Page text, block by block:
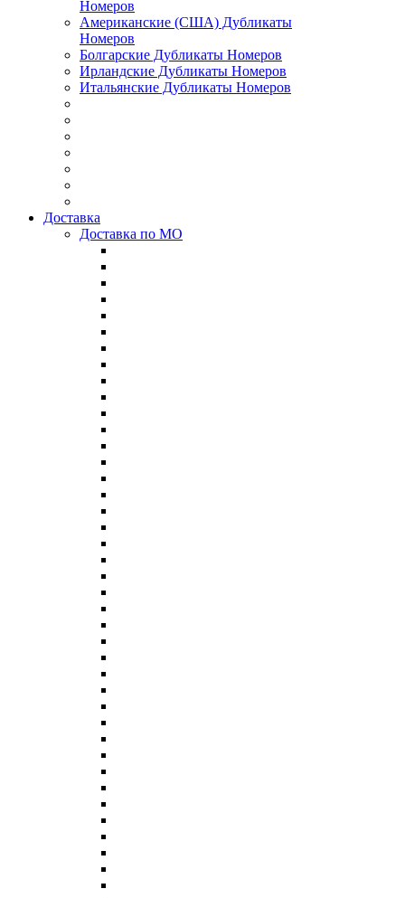
Номеров
Американские (США) Дубликаты
Номеров
Болгарские Дубликаты Номеров
Ирландские Дубликаты Номеров
Итальянские Дубликаты Номеров
Доставка
Доставка по МО